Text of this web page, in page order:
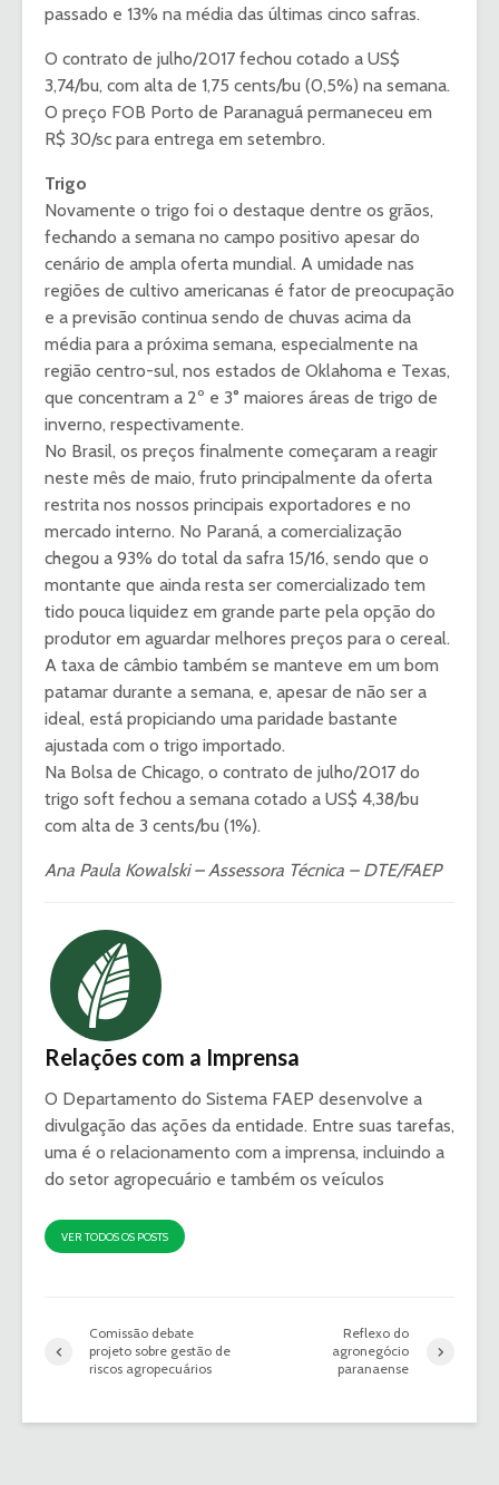
passado e 13% na média das últimas cinco safras.
O contrato de julho/2017 fechou cotado a US$
3,74/bu, com alta de 1,75 cents/bu (0,5%) na semana.
O preço FOB Porto de Paranaguá permaneceu em
R$ 30/sc para entrega em setembro.
Trigo
Novamente o trigo foi o destaque dentre os grãos,
fechando a semana no campo positivo apesar do
cenário de ampla oferta mundial. A umidade nas
regiões de cultivo americanas é fator de preocupação
e a previsão continua sendo de chuvas acima da
média para a próxima semana, especialmente na
região centro-sul, nos estados de Oklahoma e Texas,
que concentram a 2º e 3° maiores áreas de trigo de
inverno, respectivamente.
No Brasil, os preços finalmente começaram a reagir
neste mês de maio, fruto principalmente da oferta
restrita nos nossos principais exportadores e no
mercado interno. No Paraná, a comercialização
chegou a 93% do total da safra 15/16, sendo que o
montante que ainda resta ser comercializado tem
tido pouca liquidez em grande parte pela opção do
produtor em aguardar melhores preços para o cereal.
A taxa de câmbio também se manteve em um bom
patamar durante a semana, e, apesar de não ser a
ideal, está propiciando uma paridade bastante
ajustada com o trigo importado.
Na Bolsa de Chicago, o contrato de julho/2017 do
trigo soft fechou a semana cotado a US$ 4,38/bu
com alta de 3 cents/bu (1%).
Ana Paula Kowalski – Assessora Técnica – DTE/FAEP
Relações com a Imprensa
O Departamento do Sistema FAEP desenvolve a
divulgação das ações da entidade. Entre suas tarefas,
uma é o relacionamento com a imprensa, incluindo a
do setor agropecuário e também os veículos
VER TODOS OS POSTS
Comissão debate
projeto sobre gestão de
riscos agropecuários
Reflexo do
agronegócio
paranaense